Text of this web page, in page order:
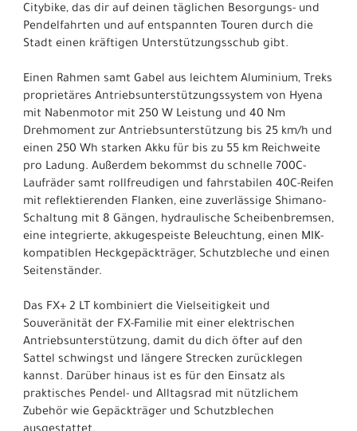
Citybike, das dir auf deinen täglichen Besorgungs- und
Pendelfahrten und auf entspannten Touren durch die
Stadt einen kräftigen Unterstützungsschub gibt.
Einen Rahmen samt Gabel aus leichtem Aluminium, Treks
proprietäres Antriebsunterstützungssystem von Hyena
mit Nabenmotor mit 250 W Leistung und 40 Nm
Drehmoment zur Antriebsunterstützung bis 25 km/h und
einen 250 Wh starken Akku für bis zu 55 km Reichweite
pro Ladung. Außerdem bekommst du schnelle 700C-
Laufräder samt rollfreudigen und fahrstabilen 40C-Reifen
mit reflektierenden Flanken, eine zuverlässige Shimano-
Schaltung mit 8 Gängen, hydraulische Scheibenbremsen,
eine integrierte, akkugespeiste Beleuchtung, einen MIK-
kompatiblen Heckgepäckträger, Schutzbleche und einen
Seitenständer.
Das FX+ 2 LT kombiniert die Vielseitigkeit und
Souveränität der FX-Familie mit einer elektrischen
Antriebsunterstützung, damit du dich öfter auf den
Sattel schwingst und längere Strecken zurücklegen
kannst. Darüber hinaus ist es für den Einsatz als
praktisches Pendel- und Alltagsrad mit nützlichem
Zubehör wie Gepäckträger und Schutzblechen